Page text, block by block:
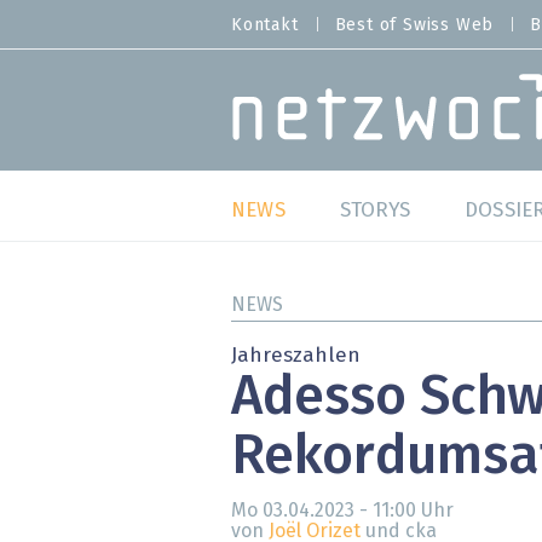
zum
MENU
Kontakt Best of Swiss Web
MAIN NAVIGATION
NEWS
Studien
Meinungen
Hands-on
STORYS
Best
SAP
NEWS
Jahreszahlen
Adesso
Mo 03.04.2023 - 11:00 Uhr
von Joël Orizet und cka